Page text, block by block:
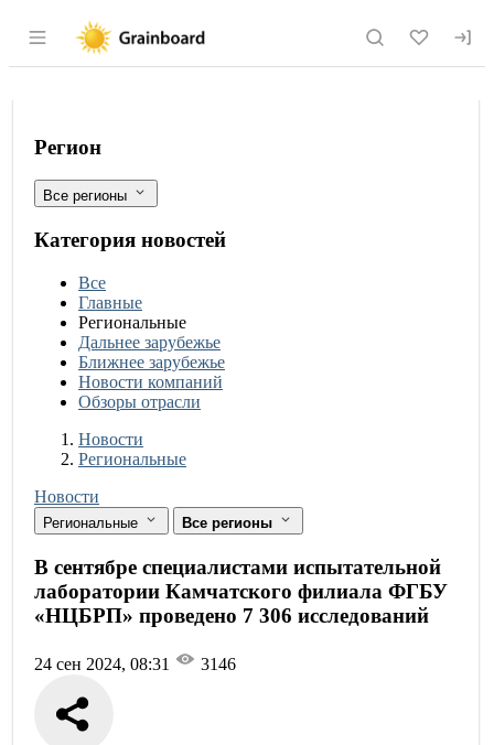
Раздел навигации по сайту
В сентябре специалистами
Фильтры
Регион
Все регионы
Категория новостей
Все
Главные
Региональные
Дальнее зарубежье
Ближнее зарубежье
Новости компаний
Обзоры отрасли
Новости
Разделы
Новости
Региональные
Новости
Региональные Все регионы
В сентябре специалистами испытательной
лаборатории Камчатского филиала ФГБУ
«НЦБРП» проведено 7 306 исследований
24 сен 2024, 08:31 3146